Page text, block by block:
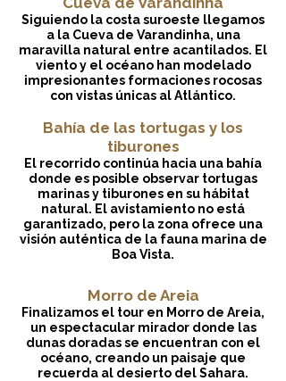
Siguiendo la costa suroeste llegamos
a la Cueva de Varandinha, una
maravilla natural entre acantilados. El
viento y el océano han modelado
impresionantes formaciones rocosas
con vistas únicas al Atlántico.
Bahía de las tortugas y los
tiburones
El recorrido continúa hacia una bahía
donde es posible observar tortugas
marinas y tiburones en su hábitat
natural. El avistamiento no está
garantizado, pero la zona ofrece una
visión auténtica de la fauna marina de
Boa Vista.
Morro de Areia
Finalizamos el tour en Morro de Areia,
un espectacular mirador donde las
dunas doradas se encuentran con el
océano, creando un paisaje que
recuerda al desierto del Sahara.